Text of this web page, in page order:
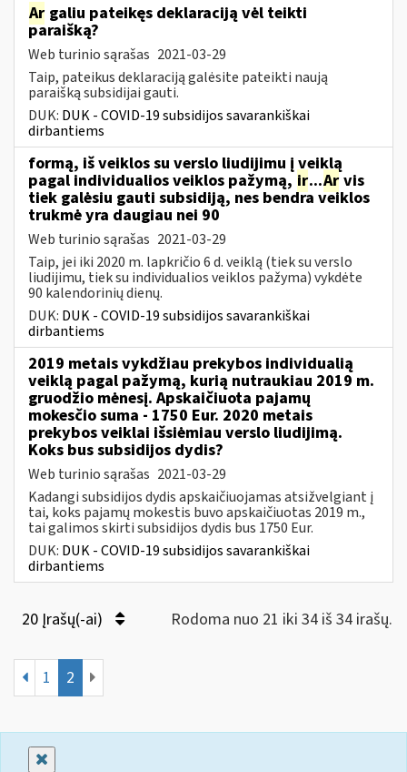
Ar galiu pateikęs deklaraciją vėl teikti
paraišką?
Web turinio sąrašas 2021-03-29
Taip, pateikus deklaraciją galėsite pateikti naują
paraišką subsidijai gauti.
DUK: DUK - COVID-19 subsidijos savarankiškai
dirbantiems
formą, iš veiklos su verslo liudijimu į veiklą
pagal individualios veiklos pažymą, ir...Ar vis
tiek galėsiu gauti subsidiją, nes bendra veiklos
trukmė yra daugiau nei 90
Web turinio sąrašas 2021-03-29
Taip, jei iki 2020 m. lapkričio 6 d. veiklą (tiek su verslo
liudijimu, tiek su individualios veiklos pažyma) vykdėte
90 kalendorinių dienų.
DUK: DUK - COVID-19 subsidijos savarankiškai
dirbantiems
2019 metais vykdžiau prekybos individualią
veiklą pagal pažymą, kurią nutraukiau 2019 m.
gruodžio mėnesį. Apskaičiuota pajamų
mokesčio suma - 1750 Eur. 2020 metais
prekybos veiklai išsiėmiau verslo liudijimą.
Koks bus subsidijos dydis?
Web turinio sąrašas 2021-03-29
Kadangi subsidijos dydis apskaičiuojamas atsižvelgiant į
tai, koks pajamų mokestis buvo apskaičiuotas 2019 m.,
tai galimos skirti subsidijos dydis bus 1750 Eur.
DUK: DUK - COVID-19 subsidijos savarankiškai
dirbantiems
20 Įrašų(-ai) Rodoma nuo 21 iki 34 iš 34 irašų.
1 2